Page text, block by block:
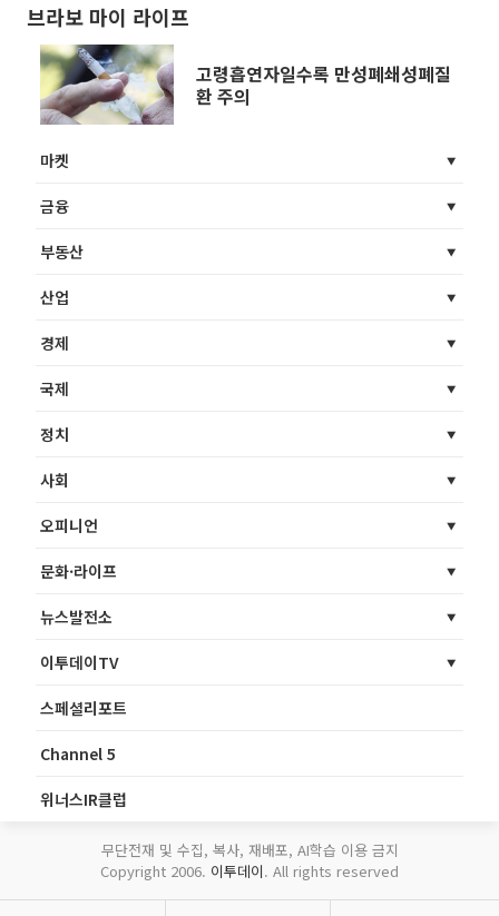
브라보 마이 라이프
고령흡연자일수록 만성폐쇄성폐질
환 주의
마켓
금융
부동산
산업
경제
국제
정치
사회
오피니언
문화·라이프
뉴스발전소
이투데이TV
스페셜리포트
Channel 5
위너스IR클럽
무단전재 및 수집, 복사, 재배포, AI학습 이용 금지
Copyright 2006. 이투데이. All rights reserved